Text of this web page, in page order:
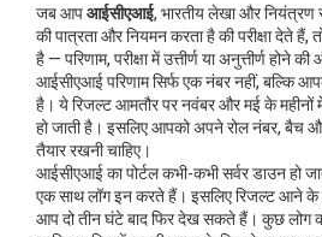
जब आपआईसीएआई, भारतीय लेखा और नियंत्रण
की पात्रता और नियमन करता हैकी परीक्षा देते
है — परिणाम, परीक्षा में उत्तीर्ण या अनुत्तीर्ण होने
आईसीएआई परिणाम सिर्फ एक नंबर नहीं, बल्कि
है। ये रिजल्ट आमतौर पर नवंबर और मई के महीनों
हो जाती है। इसलिए आपको अपने रोल नंबर, बैच
तैयार रखनी चाहिए।
आईसीएआई का पोर्टल कभी-कभी सर्वर डाउन हो
एक साथ लॉग इन करते हैं। इसलिए रिजल्ट आने
आप दो तीन घंटे बाद फिर देख सकते हैं। कुछ लोग